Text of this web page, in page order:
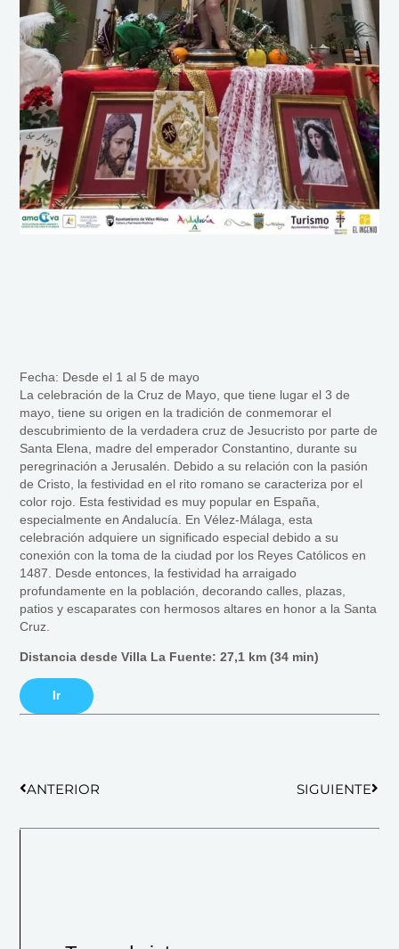
Fecha: Desde el 1 al 5 de mayo
La celebración de la Cruz de Mayo, que tiene lugar el 3 de
mayo, tiene su origen en la tradición de conmemorar el
descubrimiento de la verdadera cruz de Jesucristo por parte de
Santa Elena, madre del emperador Constantino, durante su
peregrinación a Jerusalén. Debido a su relación con la pasión
de Cristo, la festividad en el rito romano se caracteriza por el
color rojo. Esta festividad es muy popular en España,
especialmente en Andalucía. En Vélez-Málaga, esta
celebración adquiere un significado especial debido a su
conexión con la toma de la ciudad por los Reyes Católicos en
1487. Desde entonces, la festividad ha arraigado
profundamente en la población, decorando calles, plazas,
patios y escaparates con hermosos altares en honor a la Santa
Cruz.
Distancia desde Villa La Fuente: 27,1 km (34 min)
Ir
ANTERIOR SIGUIENTE